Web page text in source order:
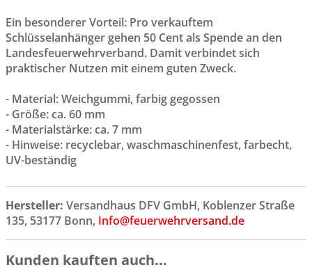
Ein besonderer Vorteil: Pro verkauftem
Schlüsselanhänger gehen 50 Cent als Spende an den
Landesfeuerwehrverband. Damit verbindet sich
praktischer Nutzen mit einem guten Zweck.
- Material: Weichgummi, farbig gegossen
- Größe: ca. 60 mm
- Materialstärke: ca. 7 mm
- Hinweise: recyclebar, waschmaschinenfest, farbecht,
UV-beständig
Hersteller: Versandhaus DFV GmbH, Koblenzer Straße
135, 53177 Bonn, Info@feuerwehrversand.de
Kunden kauften auch...